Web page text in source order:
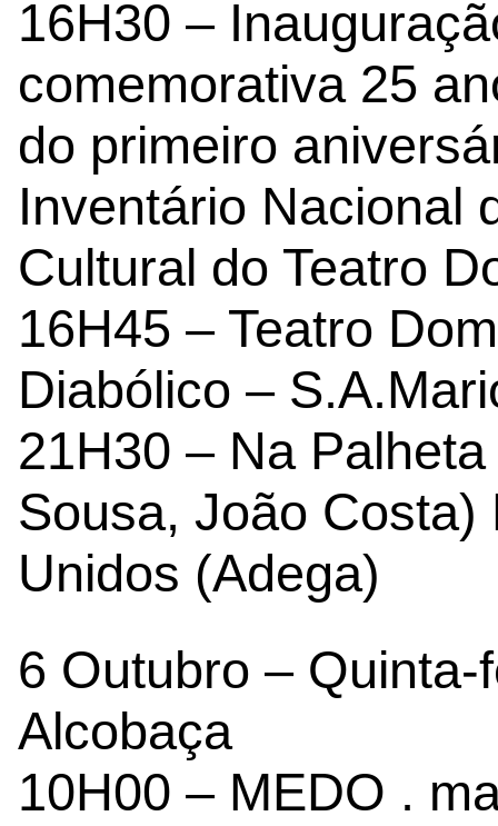
16H30 –
comemorativa 25
do primeiro
Inventário Nacional
Cultural do Teatro
16H45 – Teatro
Diabólico –
21H30 – Na
Sousa, João
Unidos (Adega)
6 Outubro –
Alcobaça
10H00 – MEDO .